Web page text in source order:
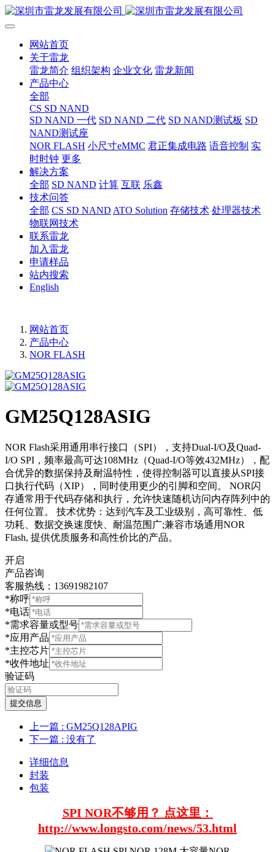
网站首页
关于雷龙
雷龙简介 组织架构 企业文化 雷龙新闻
产品中心
全部
CS SD NAND
SD NAND 一代 SD NAND 二代 SD NAND测试板 SD
NAND测试座
NOR FLASH 小尺寸eMMC 君正集成电路 语音控制 实
时时钟 更多
解决方案
全部 SD NAND 计算 互联 乐鑫
技术问答
全部 CS SD NAND ATO Solution 存储技术 处理器技术
物联网技术
联系雷龙
加入雷龙
申请样品
站内搜索
English
网站首页
产品中心
NOR FLASH
GM25Q128ASIG
NOR Flash采用通用串行接口（SPI），支持Dual-I/O及Quad-
I/O SPI，频率最高可达108MHz（Quad-I/O等效432MHz），配
合优异的数据保持及耐温特性，使得控制器可以直接从SPI接
口执行代码（XIP），同时使用更少的引脚和空间。 NOR闪
存通常用于代码存储和执行，允许快速随机访问内存阵列中的
任何位置。 技术优势：达到汽车及工业级别，高可靠性、低
功耗、数据交换速度快、耐温范围广;兼容市场通用NOR
Flash, 提供优质服务和高性价比的产品。
开启
产品咨询
客服热线：13691982107
*称呼
*电话
*需求容量或型号
*应用产品
*主控芯片
*收件地址
验证码
提交信息
上一篇 : GM25Q128APIG
下一篇 : 没有了
详细信息
封装
包装
SPI NOR不够用？ 点这里：
http://www.longsto.com/news/53.html